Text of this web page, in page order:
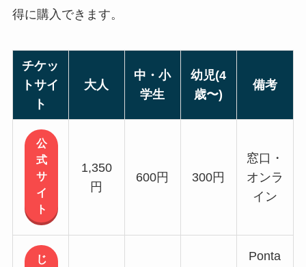
得に購入できます。
チケッ
トサイ
ト
大人
中・小
学生
幼児(4
歳〜)
備考
公
式
サ
イ
ト
1,350
円
600円 300円
窓口・
オンラ
イン
じ
Ponta